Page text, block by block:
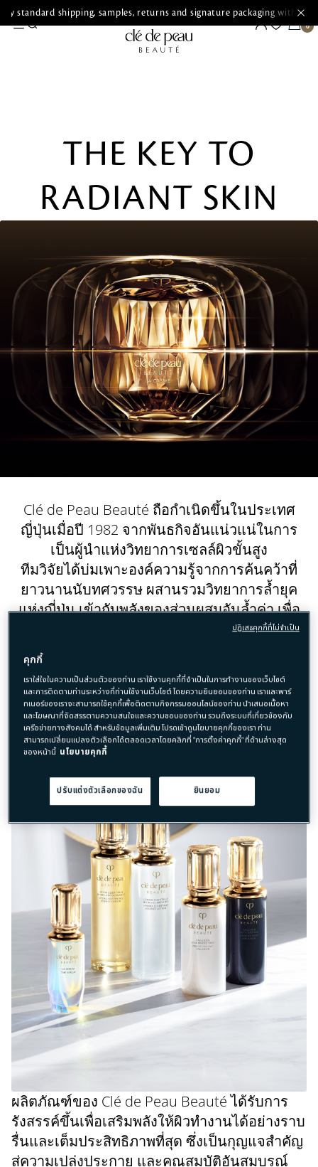
standard shipping, samples, returns and signature packaging with
THE KEY TO
RADIANT SKIN
​Clé de Peau Beauté ถือกำเนิดขึ้นในประเทศ
ญี่ปุ่นเมื่อปี 1982 จากพันธกิจอันแน่วแน่ในการ
เป็นผู้นำแห่งวิทยาการเซลล์ผิวขั้นสูง
ทีมวิจัยได้บ่มเพาะองค์ความรู้จากการค้นคว้าที่
ยาวนานนับทศวรรษ ผสานรวมวิทยาการล้ำยุค
แห่งญี่ปุ่น เข้ากับพลังของส่วนผสมอันล้ำค่า เพื่อ
ปลดล็อกขุมพลังของ Skin Intelligence — คือ
ความสามารถโดยธรรมชาติของผิวในการ
แยกแยะสิ่งกระตุ้นที่ดีและไม่ดี เพื่อให้ผิวบรรลุ
และคงไว้ซึ่งสภาพที่สมบูรณ์แบบที่สุด
​ผลิตภัณฑ์ของ Clé de Peau Beauté ได้รับการ
รังสรรค์ขึ้นเพื่อเสริมพลังให้ผิวทำงานได้อย่างราบ
รื่นและเต็มประสิทธิภาพที่สุด ซึ่งเป็นกุญแจสำคัญ
สู่ความเปล่งประกาย และคุณสมบัติอันสมบูรณ์
คุกกี้
เราใส่ใจในความเป็นส่วนตัวของท่าน เราใช้งานคุกกี้ที่จำเป็นในการทำงานของเว็บไซต์
และการติดตามท่านระหว่างที่ท่านใช้งานเว็บไซต์ โดยความยินยอมของท่าน เราและพาร์
ทเนอร์ของเราจะสามารถใช้คุกกี้เพื่อติดตามกิจกรรมออนไลน์ของท่าน นำเสนอเนื้อหา
และโฆษณาที่จัดสรรตามความสนใจและความชอบของท่าน รวมถึงระบบที่เกี่ยวข้องกับ
เครือข่ายทางสังคมได้ สำหรับข้อมูลเพิ่มเติม โปรดเข้าดูนโยบายคุกกี้ของเรา ท่าน
สามารถเปลี่ยนแปลงตัวเลือกได้ตลอดเวลาโดยคลิกที่ "การตั้งค่าคุกกี้" ที่ด้านล่างสุด
ของหน้านี้ นโยบายคุกกี้
ปรับแต่งตัวเลือกของฉัน ยินยอม
ปฏิเสธคุกกี้ที่ไม่จำเป็น